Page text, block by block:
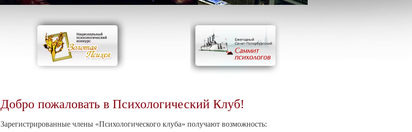
Добро пожаловать в Психологический Клуб!
Зарегистрированные члены «Психологического клуба» получают возможность: